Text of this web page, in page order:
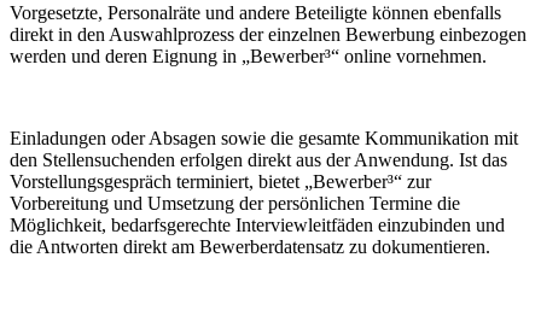
Vorgesetzte, Personalräte und andere Beteiligte können ebenfalls
direkt in den Auswahlprozess der einzelnen Bewerbung einbezogen
werden und deren Eignung in „Bewerber³“ online vornehmen.
Einladungen oder Absagen sowie die gesamte Kommunikation mit
den Stellensuchenden erfolgen direkt aus der Anwendung. Ist das
Vorstellungsgespräch terminiert, bietet „Bewerber³“ zur
Vorbereitung und Umsetzung der persönlichen Termine die
Möglichkeit, bedarfsgerechte Interviewleitfäden einzubinden und
die Antworten direkt am Bewerberdatensatz zu dokumentieren.